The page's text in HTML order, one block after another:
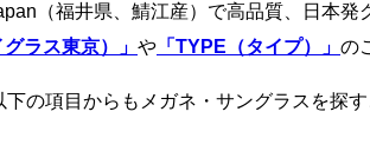
（福井県、鯖江産）で高品質、日本
ラス東京）」 や 「TYPE（タイプ）」 の
の項目からもメガネ・サングラスを探す